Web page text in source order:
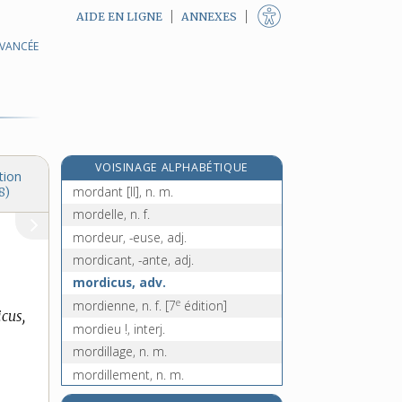
AIDE EN LIGNE ANNEXES
VOISINAGE ALPHABÉTIQUE
mordant, -ante [I], adj.
mordant [II], n. m.
mordelle, n. f.
mordeur, -euse, adj.
mordicant, -ante, adj.
mordicus, adv.
mordienne, n. f. [7e édition]
mordieu !, interj.
mordillage, n. m.
mordillement, n. m.
mordiller, v. tr.